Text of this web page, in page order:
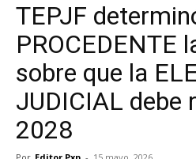
TEPJF
PROCEDENTE
sobre que la
JUDICIAL debe
2028